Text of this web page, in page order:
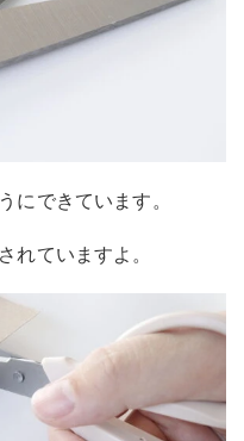
にできています。
れていますよ。